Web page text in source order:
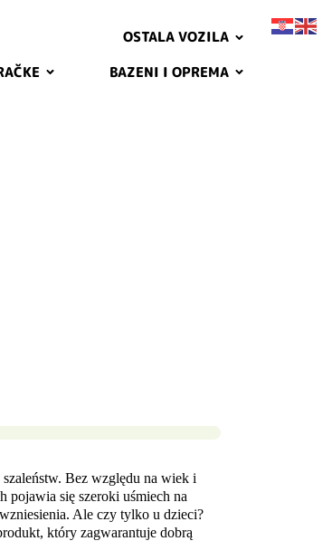
OSTALA VOZILA
BAZENI I OPREMA
Bez względu na wiek i
pojawia się szeroki uśmiech na
Ale czy tylko u dzieci?
który zagwarantuje dobrą